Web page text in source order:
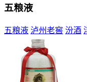
五粮液
五粮液 泸州老窖 汾酒